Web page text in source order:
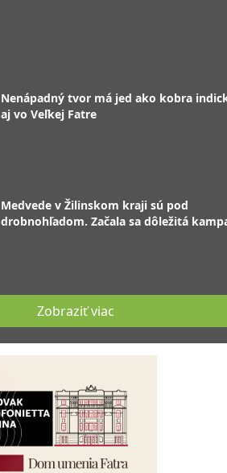
Nenápadný tvor má jed ako kobra
aj vo Veľkej Fatre
Medvede v Žilinskom kraji sú pod
drobnohľadom. Začala sa dôležitá
Zobraziť viac